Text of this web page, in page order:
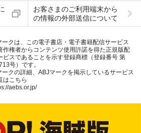
お客さまのご利用端末から
の情報の外部送信について
ークは、この電子書店・電子書籍配信サービス
作権者からコンテンツ使用許諾を得た正規版配
ビスであることを示す登録商標（登録番号 第
号）です。
ークの詳細、ABJマークを掲示しているサービス
はこちら
aebs.or.jp/